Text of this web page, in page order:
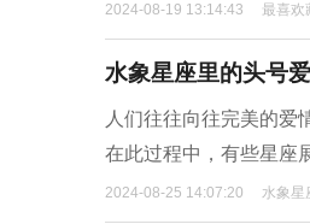
2024-08-19 13:14:43 最喜欢
水象星座里的头号
人们往往向往完美的爱
在此过程中，有些星座
2024-08-25 14:07:20 水象星